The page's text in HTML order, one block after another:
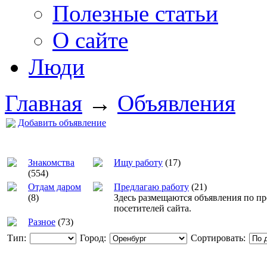
Полезные статьи
О сайте
Люди
Главная → Объявления
Добавить объявление
Знакомства
(554)
Ищу работу (17)
Отдам даром
(8)
Предлагаю работу (21)
Здесь размещаются объявления по
посетителей сайта.
Разное (73)
Тип:
Город: Сортировать: